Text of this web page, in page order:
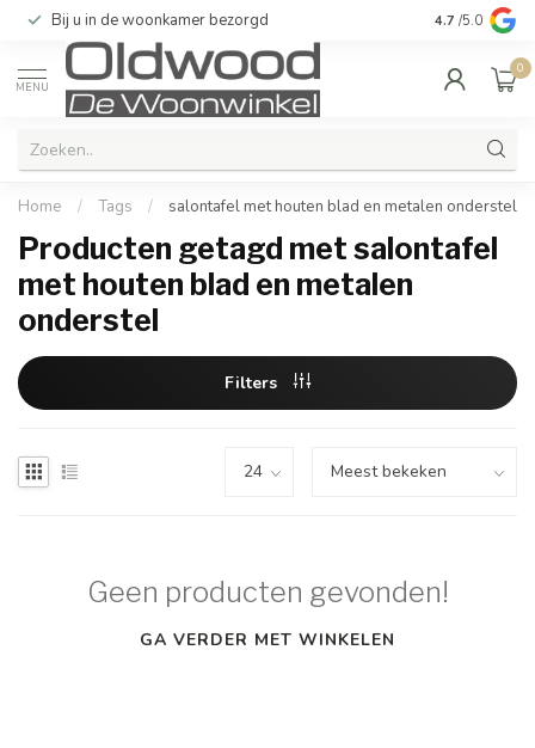
Bij u in de woonkamer bezorgd Kwaliteit &
4.7 /5.0
MENU
0
Home / Tags / salontafel met houten blad en metalen onderstel
Producten getagd met salontafel
met houten blad en metalen
onderstel
Filters
Geen producten gevonden!
GA VERDER MET WINKELEN